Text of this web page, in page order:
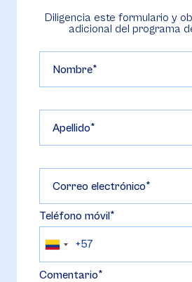
Diligencia este formulario y
adicional del programa
Nombre
Apellido
Correo electrónico
Teléfono móvil
Comentario